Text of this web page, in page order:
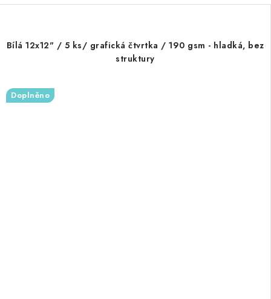
Bílá 12x12" / 5 ks/ grafická čtvrtka / 190 gsm - hladká, bez
struktury
Doplněno